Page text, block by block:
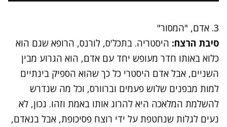
3. אדם, "המסור"
סיבת הרצח: היסטריה. בתכל'ס, לורנס, הרופא שגם הוא
כלוא באותו חדר מעופש יחד עם אדם, הוא הגרוע מבין
השניים, אבל אדם היסטרי כל כך שהוא הספיק בינתיים
למות מבפנים שלוש פעמים וברוורס, וכל מה שנדרש
להשלמת המלאכה היא להרוג אותו באמת וזהו. נכון, לא
נעים לגלות שנחטפת על ידי רוצח פסיכופת, אבל בנאדם,